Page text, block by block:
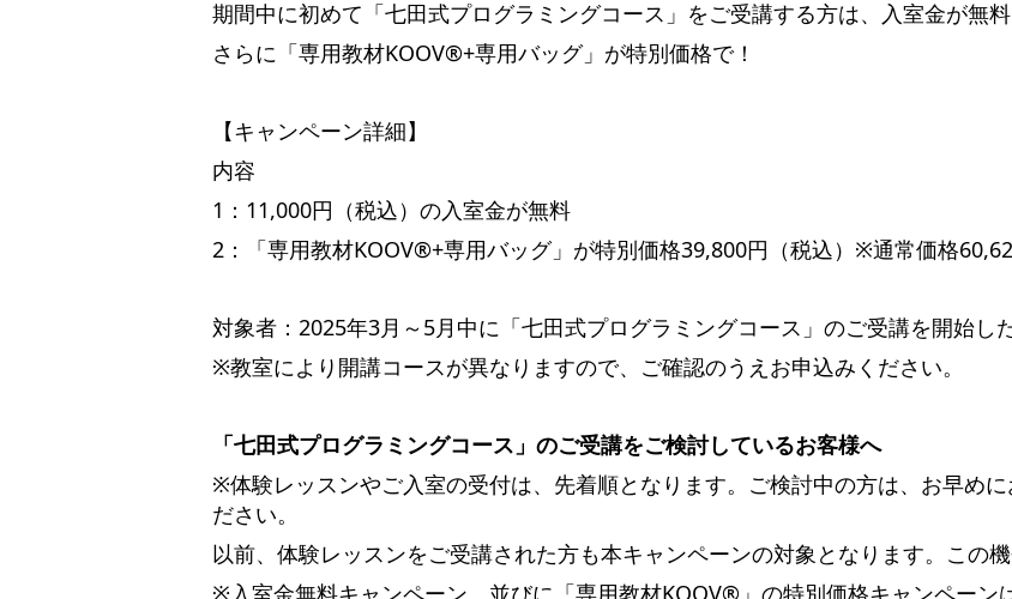
期間中に初めて「七田式プログラミングコース」をご受講する方は、入室金が無料
さらに「専用教材KOOV®︎+専用バッグ」が特別価格で！
【キャンペーン詳細】
内容
1：11,000円（税込）の入室金が無料
2：「専用教材KOOV®︎+専用バッグ」が特別価格39,800円（税込）※通常価格
対象者：2025年3月～5月中に「七田式プログラミングコース」のご受講を開始し
※教室により開講コースが異なりますので、ご確認のうえお申込みください。
「七田式プログラミングコース」のご受講をご検討しているお客様へ
※体験レッスンやご入室の受付は、先着順となります。ご検討中の方は、お早め
ださい。
以前、体験レッスンをご受講された方も本キャンペーンの対象となります。この